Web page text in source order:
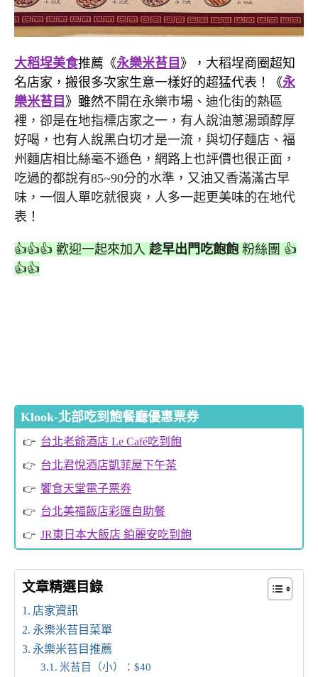
大稻埕美食推薦《永樂米苔目 》，大稻埕商圈超知
名店家，搬很多次家生意一樣好的超猛代表！《永
樂米苔目 》雖然不開在永樂市場、迪化街的熱區
裡，卻是在地指標店家之一，有人說油蔥湯頭醇厚
好喝，也有人說黑白切才是一流，與切仔麵店、福
州麵店相比絲毫不遜色，網路上也評價也很正面，
吃過的都說有85~90分的水準，又油又香滿滿古早
味，一個人單吃就很爽，人多一起更美味的在地代
表！
👍👍👍 歡迎一起來加入 趁早出門吃飽飽 粉絲團 👍
👍👍
Klook-北部吃到飽餐廳優惠票券
台北老爺酒店 Le Café吃到飽
台北君悅酒店凱菲屋下午茶
饗食天堂電子票券
台北美福飯店彩匯自助餐
JR東日本大飯店 鉑麗安吃到飽
文章精選目錄
店家資訊
永樂米苔目菜單
永樂米苔目推薦
米苔目（小）：$40